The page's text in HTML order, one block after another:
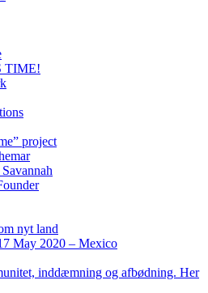
TIME!
project
nyt land
May 2020 – Mexico
inddæmning og afbødning. Her